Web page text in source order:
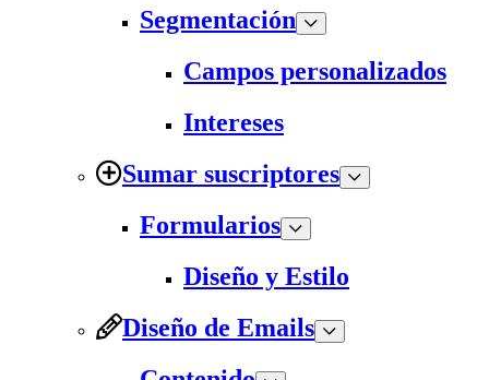
Segmentación
Campos personalizados
Intereses
Sumar suscriptores
Formularios
Diseño y Estilo
Diseño de Emails